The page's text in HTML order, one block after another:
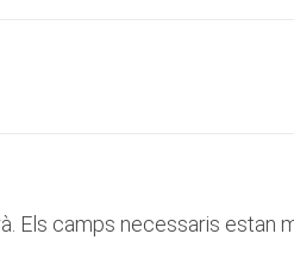
Els camps necessaris estan